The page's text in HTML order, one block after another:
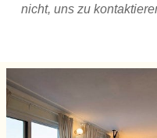
nicht, uns zu